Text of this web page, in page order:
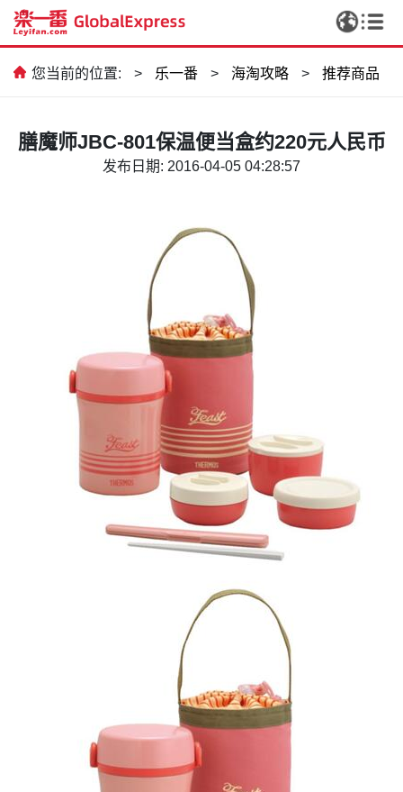
您当前的位置: > 乐一番 > 海淘攻略 > 推荐商品
膳魔师JBC-801保温便当盒约220元人民币
发布日期: 2016-04-05 04:28:57